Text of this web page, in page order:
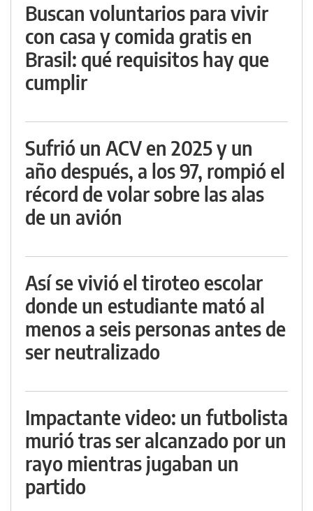
Buscan voluntarios para vivir
con casa y comida gratis en
Brasil: qué requisitos hay que
cumplir
Sufrió un ACV en 2025 y un
año después, a los 97, rompió el
récord de volar sobre las alas
de un avión
Así se vivió el tiroteo escolar
donde un estudiante mató al
menos a seis personas antes de
ser neutralizado
Impactante video: un futbolista
murió tras ser alcanzado por un
rayo mientras jugaban un
partido